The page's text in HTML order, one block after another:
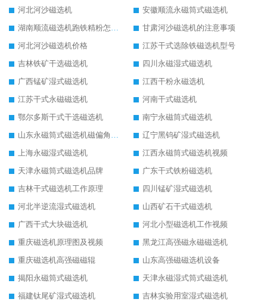
河北河沙磁选机
安徽顺流永磁筒式磁选机
湖南顺流磁选机跑铁精粉怎么处理
甘肃河沙磁选机的注意事项
河北河沙磁选机价格
江苏干式选除铁磁选机型号
吉林铁矿干选磁选机
四川永磁湿式磁选机
广西锰矿湿式磁选机
江西干粉永磁选机
江苏干式永磁磁选机
河南干式磁选机
鄂尔多斯干式干选磁选机
南宁永磁筒式磁选机
山东永磁筒式磁选机磁偏角怎么调整
辽宁黑钨矿湿式磁选机
上海永磁湿式磁选机
江西永磁筒式磁选机视频
天津永磁筒式磁选机品牌
广东干式铁粉磁选机
吉林干式磁选机工作原理
四川锰矿湿式磁选机
河北半逆流湿式磁选机
山西矿石干式磁选机
广西干式大块磁选机
河北小型磁选机工作视频
重庆磁选机原理图及视频
黑龙江高强磁永磁磁选机
重庆磁选机高强磁磁辊
山东高强磁磁选机设备
揭阳永磁筒式磁选机
天津永磁湿式筒式磁选机
福建钛尾矿湿式磁选机
吉林实验用室湿式磁选机